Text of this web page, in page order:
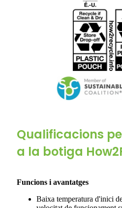
Qualificacions
a la botiga
Funcions i avantatges
Baixa temperatura d'inici